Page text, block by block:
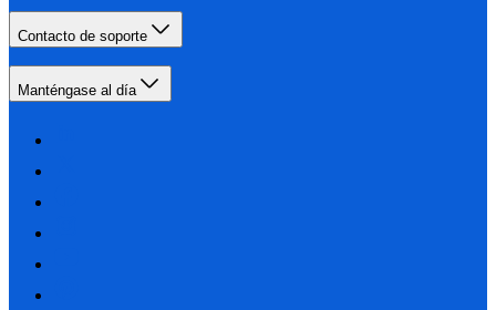
Contacto de soporte
Manténgase al día